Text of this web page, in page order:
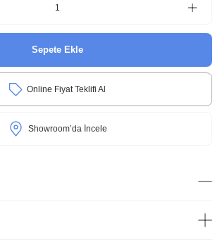
Sepete Ekle
Online Fiyat Teklifi Al
Showroom’da İncele